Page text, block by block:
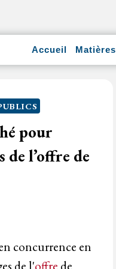
Accueil Matières
pour
de l’offre de
concurrence en
de l'offre de